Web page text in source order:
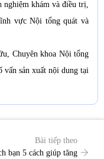
nghiệm khám và điều trị,
vực Nội tổng quát và
Chuyên khoa Nội tổng
sản xuất nội dung tại
Bài tiếp theo
bạn 5 cách giúp tăng